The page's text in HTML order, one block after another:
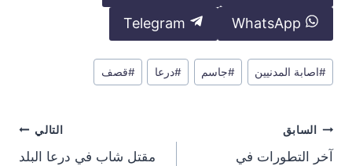
a
r
e
n
a
r
S
h
a
r
o
n
WhatsApp
S
h
a
r
Telegram
وسوم
المقال:
#اصابة المدنيين #جاسم #درعا #قصف
تصفّح
المقالات
السابق
آخر التطورات في
التالي
مقتل شاب في درعا البلد